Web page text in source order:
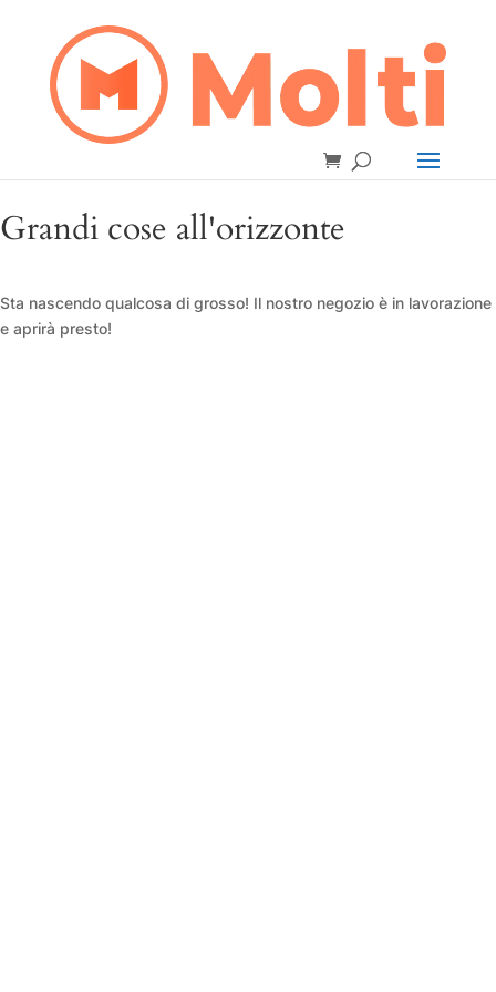
Grandi cose all'orizzonte
Sta nascendo qualcosa di grosso! Il nostro negozio è in lavorazione
e aprirà presto!